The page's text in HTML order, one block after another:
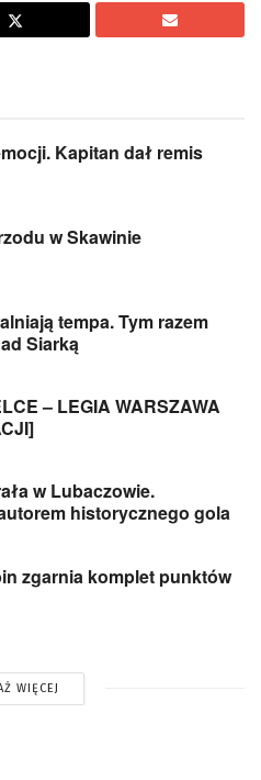
Kapitan dał remis
w Skawinie
tempa. Tym razem
Siarką
– LEGIA WARSZAWA
w Lubaczowie.
historycznego gola
zgarnia komplet punktów
WIĘCEJ